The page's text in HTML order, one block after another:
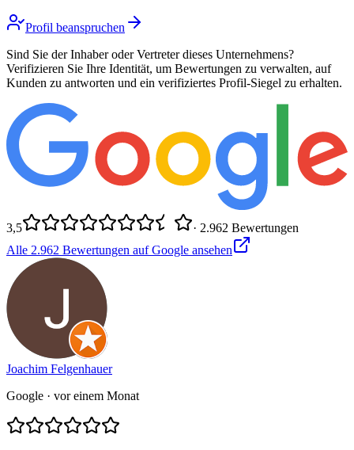
Profil beanspruchen
Sind Sie der Inhaber oder Vertreter dieses Unternehmens?
Verifizieren Sie Ihre Identität, um Bewertungen zu verwalten, auf
Kunden zu antworten und ein verifiziertes Profil-Siegel zu erhalten.
3,5 · 2.962 Bewertungen
Alle 2.962 Bewertungen auf Google ansehen
Joachim Felgenhauer
Google · vor einem Monat